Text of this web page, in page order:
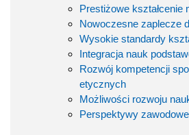
Prestiżowe kształcenie
Nowoczesne zaplecze
Wysokie standardy
Integracja nauk
Rozwój kompetencji
etycznych
Możliwości rozwoju
Perspektywy